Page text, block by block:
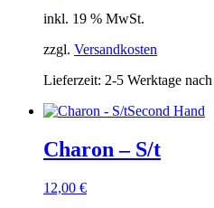
inkl. 19 % MwSt.
zzgl. Versandkosten
Lieferzeit: 2-5 Werktage
Second Hand
Charon – S/t
12,00 €